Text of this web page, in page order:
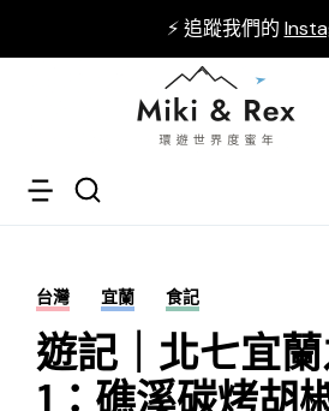
⚡ 追蹤我們的
台灣 宜蘭 食記
遊記｜北七宜